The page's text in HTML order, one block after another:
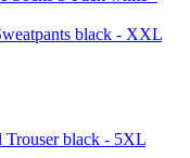
black - XXL
Trouser black - 5XL